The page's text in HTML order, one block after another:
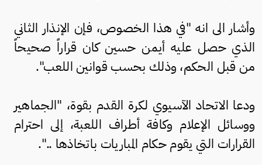
وأشار الى انه "في هذا الخصوص، فإن الإنذار الثاني
الذي حصل عليه أيمن حسين كان قراراً صحيحاً
من قبل الحكم، وذلك بحسب قوانين اللعب".
ودعا الاتحاد الآسيوي لكرة القدم بقوة، "الجماهير
ووسائل الإعلام وكافة أطراف اللعبة، إلى احترام
القرارات التي يقوم حكام المباريات باتخاذها ..".